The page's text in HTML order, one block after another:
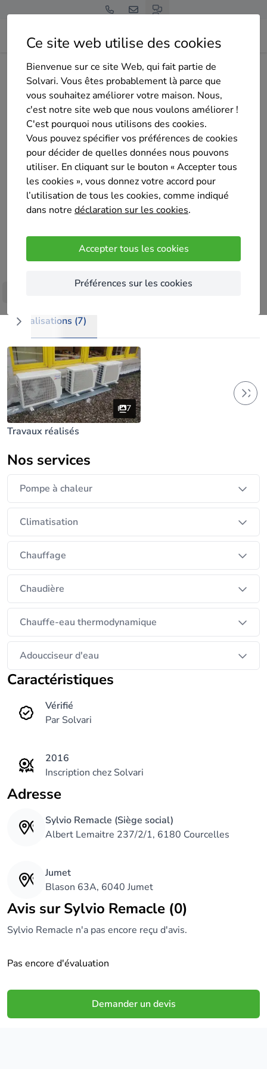
Ce site web utilise des cookies
Bienvenue sur ce site Web, qui fait partie de
Solvari. Vous êtes probablement là parce que
vous souhaitez améliorer votre maison. Nous,
c'est notre site web que nous voulons améliorer !
C'est pourquoi nous utilisons des cookies.
Vous pouvez spécifier vos préférences de cookies
pour décider de quelles données nous pouvons
utiliser. En cliquant sur le bouton « Accepter tous
les cookies », vous donnez votre accord pour
l’utilisation de tous les cookies, comme indiqué
dans notre déclaration sur les cookies.
Accepter tous les cookies
Préférences sur les cookies
Home Pompe à chaleur Hainaut Courcelles Sylvio Remacle
Sylvio Remacle
Sélectionné 3 fois
Pas encore d'évaluation
Courcelles
SYREC, vous propose le placement de vos
chaudières à condensation ainsi que réception et
réalisation de votre dossier administratif,
Celle-ci réalisera pour vous de l’étude, abordant
tout les aspect techniques et financières afin de
vous déterminer la solution la plus avantageuse
pour sa mise en œuvre.
Toutes nos installations, soumises aux prescriptions
légales de conformité seront validée par un
organisme externe de contrôle.
Nos équipes ont les compétences et expériences
pour implémenter tout type d’installation, n’hésitez
donc pas à prendre contact avec celles-ci!
Réalisations (7)
7
Travaux réalisés
Nos services
Pompe à chaleur
Climatisation
Chauffage
Chaudière
Chauffe-eau thermodynamique
Adoucciseur d'eau
Caractéristiques
Vérifié
Par Solvari
2016
Inscription chez Solvari
Adresse
Sylvio Remacle (Siège social)
Albert Lemaitre 237/2/1, 6180 Courcelles
Jumet
Blason 63A, 6040 Jumet
Avis sur Sylvio Remacle (0)
Sylvio Remacle n'a pas encore reçu d'avis.
Pas encore d'évaluation
Demander un devis